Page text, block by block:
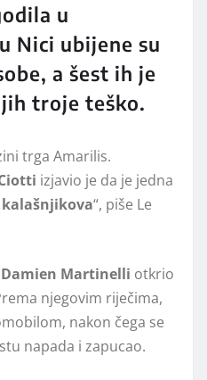
u
Nici ubijene su
a šest ih je
troje teško.
trga Amarilis.
izjavio je da je jedna
“, piše Le
Damien Martinelli otkrio
njegovim riječima,
nakon čega se
napada i zapucao.